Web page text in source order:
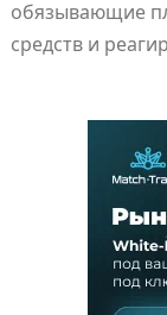
обязывающие
средств и